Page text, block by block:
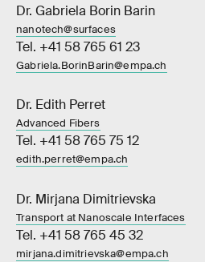
Dr. Gabriela Borin Barin
nanotech@surfaces
Tel. +41 58 765 61 23
Gabriela.BorinBarin@empa.ch
Dr. Edith Perret
Advanced Fibers
Tel. +41 58 765 75 12
edith.perret@empa.ch
Dr. Mirjana Dimitrievska
Transport at Nanoscale Interfaces
Tel. +41 58 765 45 32
mirjana.dimitrievska@empa.ch